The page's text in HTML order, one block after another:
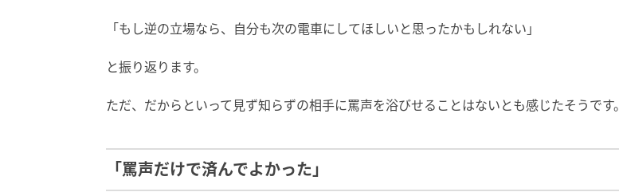
「もし逆の立場なら、自分も次の電車にしてほしいと思ったかもしれない」
と振り返ります。
ただ、だからといって見ず知らずの相手に罵声を浴びせることはないとも感じたそうです。
「罵声だけで済んでよかった」